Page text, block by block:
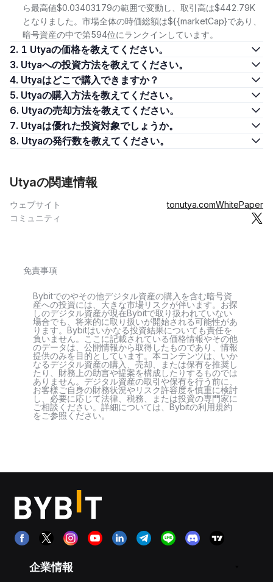
ら最高値$0.03403179の範囲で変動し、取引高は$442.79K
となりました。市場全体の時価総額は${{marketCap}であり、
暗号資産の中で第594位にランクインしています。
2. 1 Utyaの価格を教えてください。
3. Utyaへの投資方法を教えてください。
4. Utyaはどこで購入できますか？
5. Utyaの購入方法を教えてください。
6. Utyaの売却方法を教えてください。
7. Utyaは優れた投資対象でしょうか。
8. Utyaの発行数を教えてください。
Utyaの関連情報
ウェブサイト tonutya.comWhitePaper
コミュニティ
免責事項
Bybitでのやその他デジタル資産の購入を含む暗号資
産への投資には、大きな市場リスクが伴います。お探
しのデジタル資産が現在Bybitで取り扱われていない
場合でも、将来的に取り扱いが開始される可能性があ
ります。Bybitはいかなる投資結果についても責任を
負いません。ここに記載されている価格情報やその他
のデータは、公開情報から取得したものであり、情報
提供のみを目的としています。本コンテンツは、いか
なるデジタル資産の購入、売却、または保有を推奨し
たり、財務上の助言や提案を構成したりするものでは
ありません。デジタル資産の取引や保有を行う前に、
お客様ご自身の財務状況やリスク許容度を慎重に検討
し、必要に応じて法律、税務、または投資の専門家に
ご相談ください。詳細については、Bybitの利用規約
をご参照ください。
企業情報